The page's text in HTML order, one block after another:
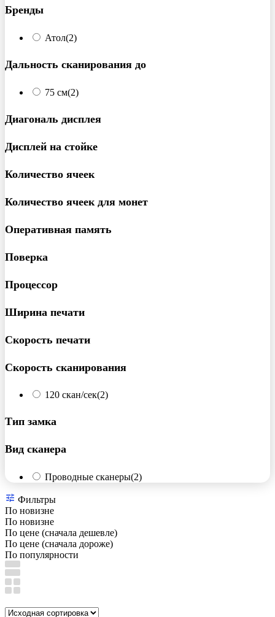
Бренды
Атол(2)
Дальность сканирования до
75 см(2)
Диагональ дисплея
Дисплей на стойке
Количество ячеек
Количество ячеек для монет
Оперативная память
Поверка
Процессор
Ширина печати
Скорость печати
Скорость сканирования
120 скан/сек(2)
Тип замка
Вид сканера
Проводные сканеры(2)
Фильтры
По новизне
По новизне
По цене (сначала дешевле)
По цене (сначала дороже)
По популярности